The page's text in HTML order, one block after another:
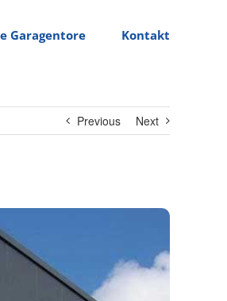
Garagentore Kontakt
Previous Next